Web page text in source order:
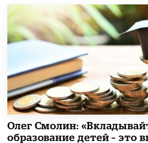
Олег Смолин:
образование детей – это